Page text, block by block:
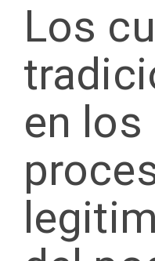
Los
en los